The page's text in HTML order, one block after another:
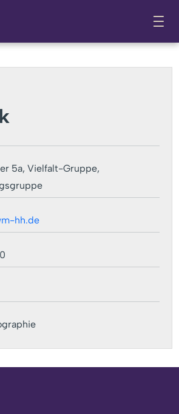
5a, Vielfalt-Gruppe,
hh.de